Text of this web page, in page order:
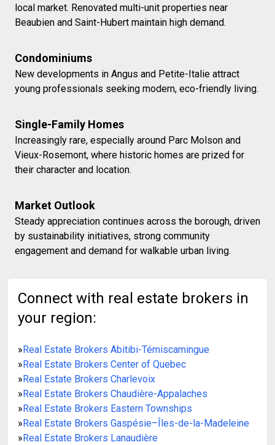
local market. Renovated multi-unit properties near
Beaubien and Saint-Hubert maintain high demand.
Condominiums
New developments in Angus and Petite-Italie attract
young professionals seeking modern, eco-friendly living.
Single-Family Homes
Increasingly rare, especially around Parc Molson and
Vieux-Rosemont, where historic homes are prized for
their character and location.
Market Outlook
Steady appreciation continues across the borough, driven
by sustainability initiatives, strong community
engagement and demand for walkable urban living.
Connect with real estate brokers in
your region:
»Real Estate Brokers Abitibi-Témiscamingue
»Real Estate Brokers Center of Quebec
»Real Estate Brokers Charlevoix
»Real Estate Brokers Chaudière-Appalaches
»Real Estate Brokers Eastern Townships
»Real Estate Brokers Gaspésie–Îles-de-la-Madeleine
»Real Estate Brokers Lanaudière